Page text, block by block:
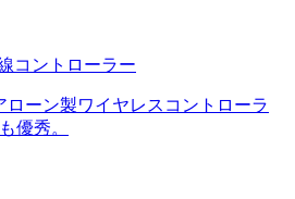
コントローラー
ローン製ワイヤレスコントローラ
優秀。